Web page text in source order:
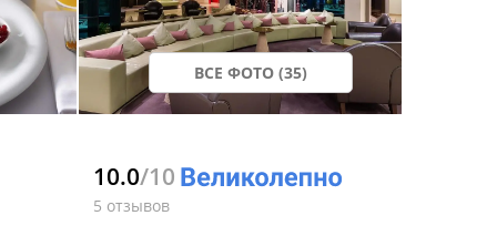
ВСЕ ФОТО (35)
10.0/10
5 отзывов